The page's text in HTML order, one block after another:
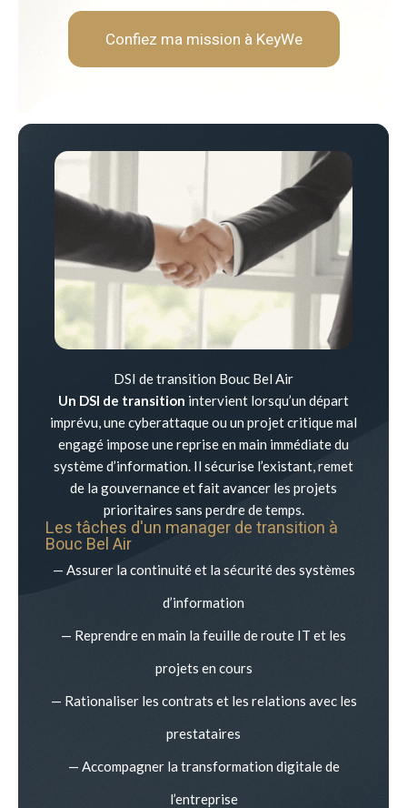
Confiez ma mission à KeyWe
DSI de transition Bouc Bel Air
Un DSI de transition intervient lorsqu’un départ
imprévu, une cyberattaque ou un projet critique mal
engagé impose une reprise en main immédiate du
système d’information. Il sécurise l’existant, remet
de la gouvernance et fait avancer les projets
prioritaires sans perdre de temps.
Les tâches d'un manager de transition à
Bouc Bel Air
— Assurer la continuité et la sécurité des systèmes
d’information
— Reprendre en main la feuille de route IT et les
projets en cours
— Rationaliser les contrats et les relations avec les
prestataires
— Accompagner la transformation digitale de
l’entreprise